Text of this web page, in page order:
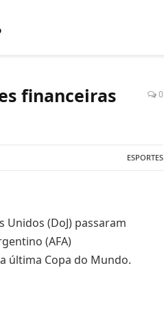
financeiras
0
ESPORTES
(DoJ) passaram
(AFA)
última Copa do Mundo.